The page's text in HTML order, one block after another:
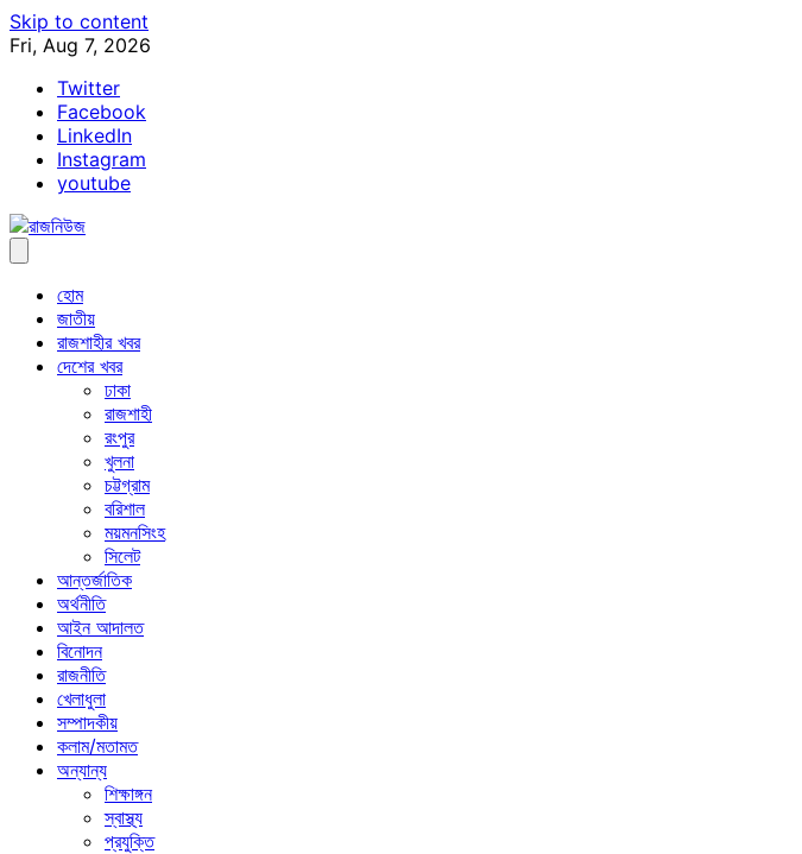
Skip to content
Fri, Aug 7, 2026
Twitter
Facebook
LinkedIn
Instagram
youtube
হোম
জাতীয়
রাজশাহীর খবর
দেশের খবর
ঢাকা
রাজশাহী
রংপুর
খুলনা
চট্টগ্রাম
বরিশাল
ময়মনসিংহ
সিলেট
আন্তর্জাতিক
অর্থনীতি
আইন আদালত
বিনোদন
রাজনীতি
খেলাধুলা
সম্পাদকীয়
কলাম/মতামত
অন্যান্য
শিক্ষাঙ্গন
স্বাস্থ্য
প্রযুক্তি